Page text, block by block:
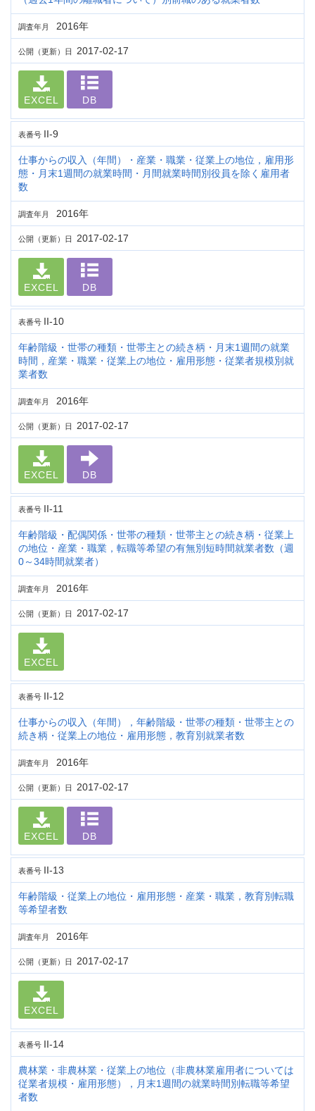
調査年月 2016年
公開（更新）日 2017-02-17
EXCEL DB
表番号 II-9
仕事からの収入（年間）・産業・職業・従業上の地位，雇用形
態・月末1週間の就業時間・月間就業時間別役員を除く雇用者
数
調査年月 2016年
公開（更新）日 2017-02-17
EXCEL DB
表番号 II-10
年齢階級・世帯の種類・世帯主との続き柄・月末1週間の就業
時間，産業・職業・従業上の地位・雇用形態・従業者規模別就
業者数
調査年月 2016年
公開（更新）日 2017-02-17
EXCEL DB
表番号 II-11
年齢階級・配偶関係・世帯の種類・世帯主との続き柄・従業上
の地位・産業・職業，転職等希望の有無別短時間就業者数（週
0～34時間就業者）
調査年月 2016年
公開（更新）日 2017-02-17
EXCEL
表番号 II-12
仕事からの収入（年間），年齢階級・世帯の種類・世帯主との
続き柄・従業上の地位・雇用形態，教育別就業者数
調査年月 2016年
公開（更新）日 2017-02-17
EXCEL DB
表番号 II-13
年齢階級・従業上の地位・雇用形態・産業・職業，教育別転職
等希望者数
調査年月 2016年
公開（更新）日 2017-02-17
EXCEL
表番号 II-14
農林業・非農林業・従業上の地位（非農林業雇用者については
従業者規模・雇用形態），月末1週間の就業時間別転職等希望
者数